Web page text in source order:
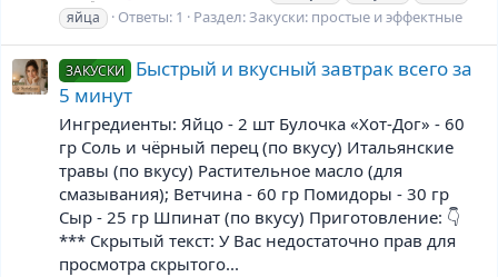
яйца
Ответы: 1 Раздел:Закуски: простые и эффектные
ЗАКУСКИ
Быстрый и вкусный завтрак всего за
5 минут
Ингредиенты: Яйцо - 2 шт Булочка «Хот-Дог» - 60
гр Соль и чёрный перец (по вкусу) Итальянские
травы (по вкусу) Растительное масло (для
смазывания); Ветчина - 60 гр Помидоры - 30 гр
Сыр - 25 гр Шпинат (по вкусу) Приготовление: 👇
*** Скрытый текст: У Вас недостаточно прав для
просмотра скрытого...